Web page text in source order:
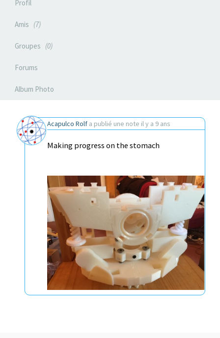
Profil
Amis 7
Groupes 0
Forums
Album Photo
Acapulco Rolf a publié une note il y a 9 ans
Making progress on the stomach